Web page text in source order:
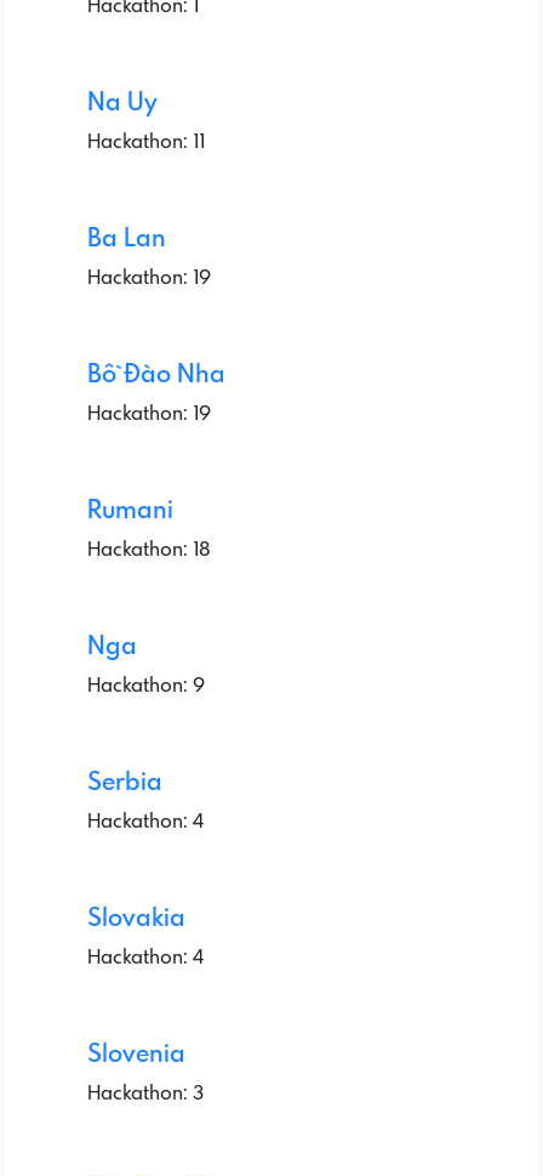
Hackathon: 1
Na Uy
Hackathon: 11
Ba Lan
Hackathon: 19
Bồ Đào Nha
Hackathon: 19
Rumani
Hackathon: 18
Nga
Hackathon: 9
Serbia
Hackathon: 4
Slovakia
Hackathon: 4
Slovenia
Hackathon: 3